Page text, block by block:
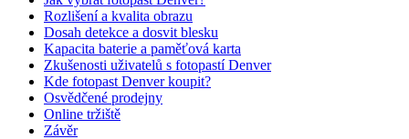
Rozlišení a kvalita obrazu
Dosah detekce a dosvit blesku
Kapacita baterie a paměťová karta
Zkušenosti uživatelů s fotopastí Denver
Kde fotopast Denver koupit?
Osvědčené prodejny
Online tržiště
Závěr